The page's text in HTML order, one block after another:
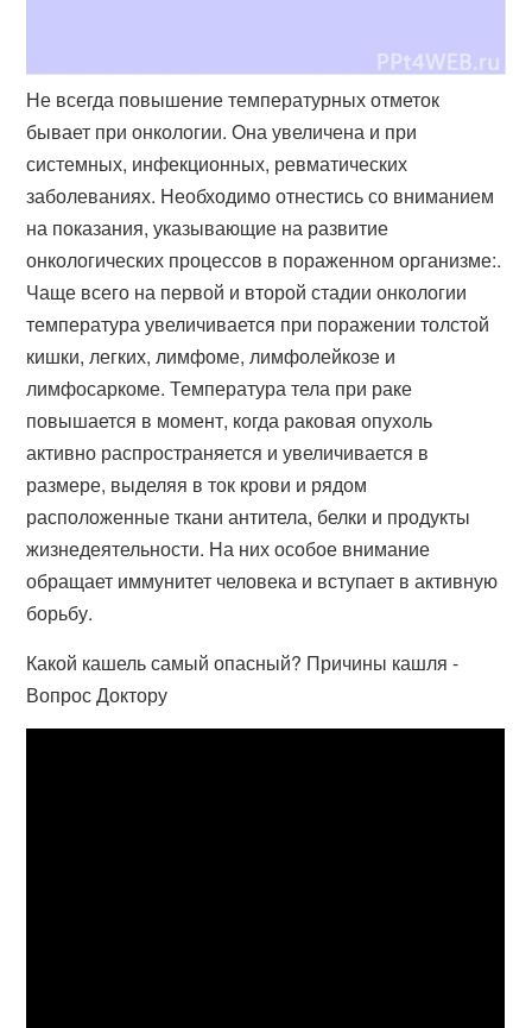
Не всегда повышение температурных отметок
бывает при онкологии. Она увеличена и при
системных, инфекционных, ревматических
заболеваниях. Необходимо отнестись со вниманием
на показания, указывающие на развитие
онкологических процессов в пораженном организме:.
Чаще всего на первой и второй стадии онкологии
температура увеличивается при поражении толстой
кишки, легких, лимфоме, лимфолейкозе и
лимфосаркоме. Температура тела при раке
повышается в момент, когда раковая опухоль
активно распространяется и увеличивается в
размере, выделяя в ток крови и рядом
расположенные ткани антитела, белки и продукты
жизнедеятельности. На них особое внимание
обращает иммунитет человека и вступает в активную
борьбу.
Какой кашель самый опасный? Причины кашля -
Вопрос Доктору